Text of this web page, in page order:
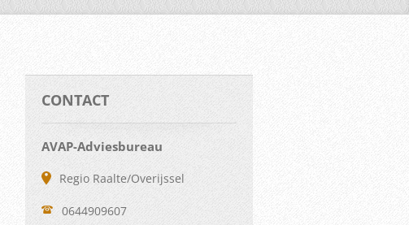
CONTACT
AVAP-Adviesbureau
Regio Raalte/Overijssel
0644909607